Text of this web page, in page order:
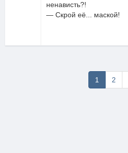
ненависть?!
— Скрой её... маской!
1 2